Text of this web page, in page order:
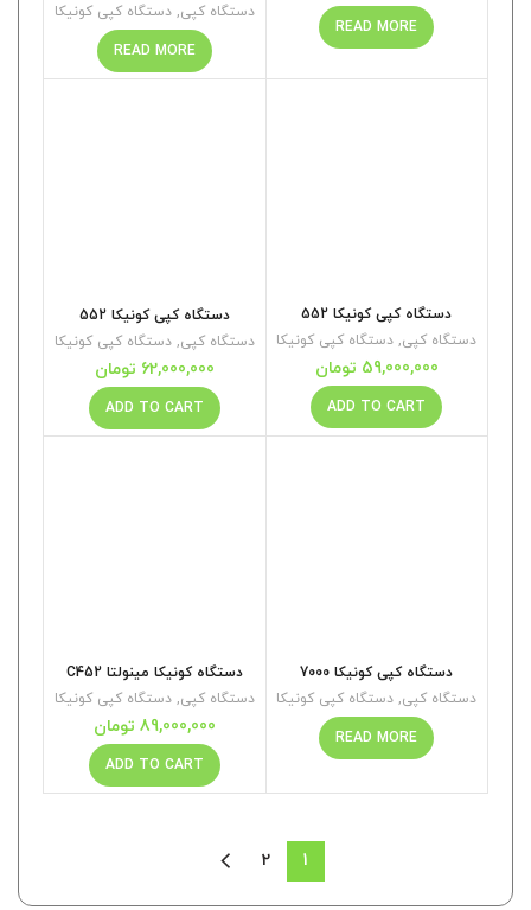
READ MORE
دستگاه کپی,دستگاه کپی کونیکا
READ MORE
دستگاه کپی کونیکا 552
دستگاه کپی, دستگاه کپی کونیکا
59,000,000 تومان
ADD TO CART
دستگاه کپی کونیکا 552
دستگاه کپی,دستگاه کپی کونیکا
62,000,000 تومان
ADD TO CART
دستگاه کپی کونیکا 7000
دستگاه کپی, دستگاه کپی کونیکا
READ MORE
دستگاه کونیکا مینولتا C452
دستگاه کپی,دستگاه کپی کونیکا
89,000,000 تومان
ADD TO CART
1
2